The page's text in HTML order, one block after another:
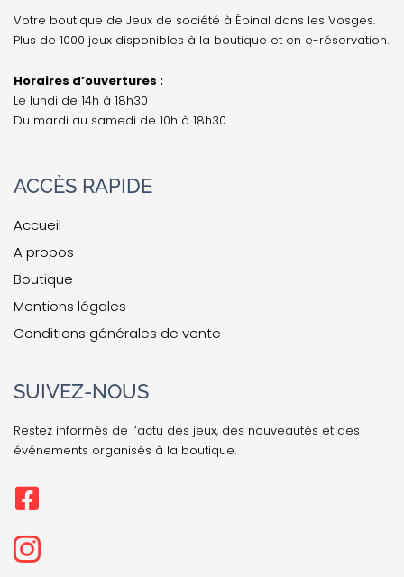
Votre boutique de Jeux de société à Épinal dans les Vosges.
Plus de 1000 jeux disponibles à la boutique et en e-réservation.
Horaires d’ouvertures :
Le lundi de 14h à 18h30
Du mardi au samedi de 10h à 18h30.
ACCÈS RAPIDE
Accueil
A propos
Boutique
Mentions légales
Conditions générales de vente
SUIVEZ-NOUS
Restez informés de l’actu des jeux, des nouveautés et des
événements organisés à la boutique.